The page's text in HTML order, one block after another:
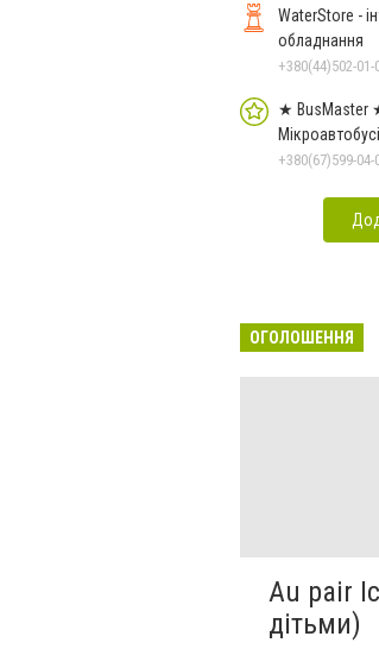
WaterStore -
обладнання
★ BusMaster
+380(67)599-04-
ОГОЛОШЕННЯ
Au pair
дітьми)